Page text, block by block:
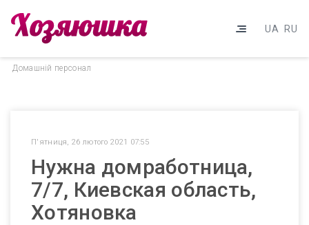
UA RU
Домашнiй персонал
П'ятниця, 26 лютого 2021 07:55
Нужна домработница,
7/7, Киевская область,
Хотяновка